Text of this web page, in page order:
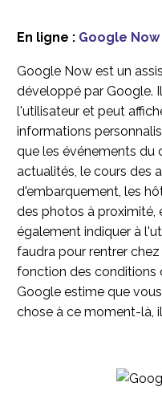
En ligne : Google Now
Google Now est un
développé par Google.
l'utilisateur et peut
informations
que les événements du
actualités, le cours des
d'embarquement, les
des photos à proximité,
également indiquer à
faudra pour rentrer
fonction des conditions
Google estime que
chose à ce moment-là,